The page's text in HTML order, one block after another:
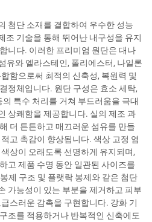
첨단 소재를 결합하여 우수한 성능
조 기술을 통해 뛰어난 내구성을 유지
니다. 이러한 프리미엄 원단은 대나
유와 엘라스테인, 폴리에스터, 나일론
함으로써 최적의 신축성, 복원력 및
정체입니다. 원단 구성은 효소 세탁,
특수 처리를 거쳐 부드러움을 극대
상쾌함을 제공합니다. 실의 제조 과
더 튼튼하고 매끄러운 섬유를 만들
고 촉감이 향상됩니다. 색상 고정 염
상이 오래도록 선명하게 유지되며,
고 제품 수명 동안 일관된 사이즈를
제 구조 및 플랫락 봉제와 같은 첨단
가능성이 있는 부분을 제거하고 피부
스러운 감촉을 구현합니다. 강화 기
조를 적용하거나 반복적인 신축에도